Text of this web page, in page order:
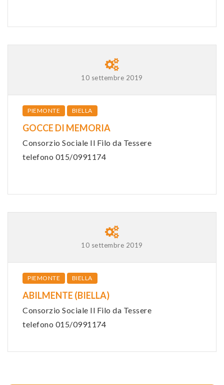
10 settembre 2019
PIEMONTE BIELLA
GOCCE DI MEMORIA
Consorzio Sociale Il Filo da Tessere
telefono 015/0991174
10 settembre 2019
PIEMONTE BIELLA
ABILMENTE (BIELLA)
Consorzio Sociale Il Filo da Tessere
telefono 015/0991174